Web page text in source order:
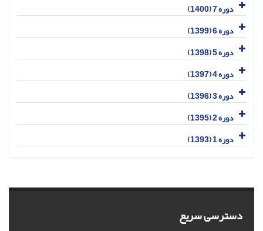
دوره 7 (1400)
دوره 6 (1399)
دوره 5 (1398)
دوره 4 (1397)
دوره 3 (1396)
دوره 2 (1395)
دوره 1 (1393)
دسترسی سریع